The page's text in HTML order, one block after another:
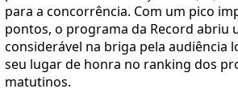
para a concorrência. Com um pico
pontos, o programa da Record abriu
considerável na briga pela audiência
seu lugar de honra no ranking dos
matutinos.